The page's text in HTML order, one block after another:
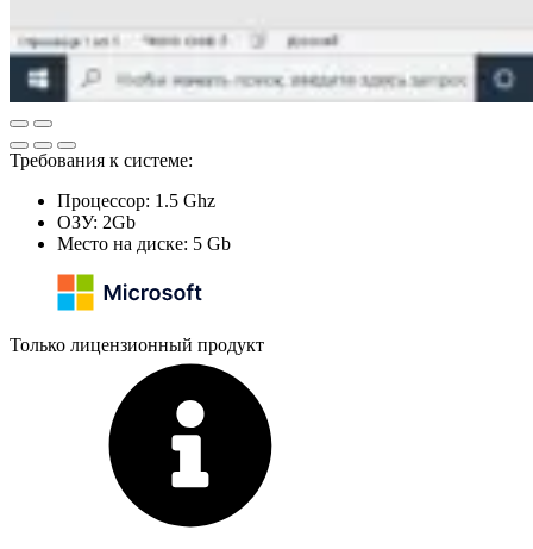
Требования к системе:
Процессор: 1.5 Ghz
ОЗУ: 2Gb
Место на диске: 5 Gb
Только лицензионный продукт